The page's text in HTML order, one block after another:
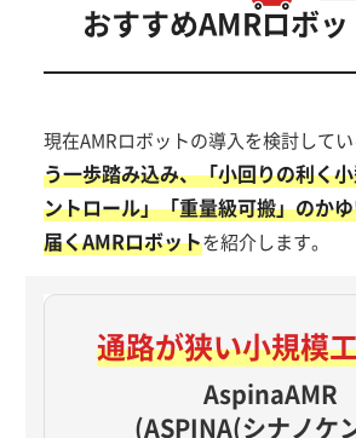
おすすめAMRロボ
現在AMRロボットの導入を検討して
う一歩踏み込み、「小回りの利く
ントロール」「重量級可搬」のか
届くAMRロボットを紹介します。
通路が狭い小規模
AspinaAMR
(ASPINA(シナノケ